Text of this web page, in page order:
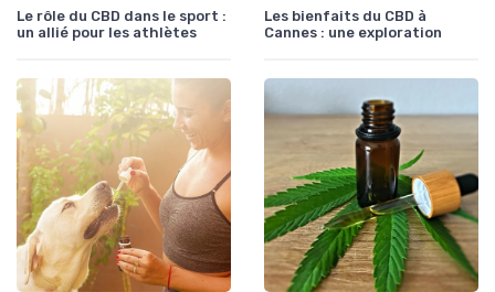
Le rôle du CBD dans le sport :
un allié pour les athlètes
Les bienfaits du CBD à
Cannes : une exploration